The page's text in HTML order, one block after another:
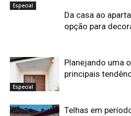
Especial
Da casa ao
opção para
Especial
Planejando uma
principais
Telhas em